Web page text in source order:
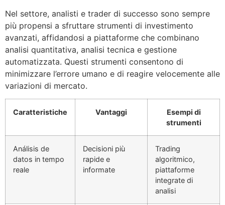
Nel settore, analisti e trader di successo sono sempre
più propensi a sfruttare strumenti di investimento
avanzati, affidandosi a piattaforme che combinano
analisi quantitativa, analisi tecnica e gestione
automatizzata. Questi strumenti consentono di
minimizzare l’errore umano e di reagire velocemente alle
variazioni di mercato.
Caratteristiche Vantaggi
Esempi di
strumenti
Análisis de
datos in tempo
reale
Decisioni più
rapide e
informate
Trading
algoritmico,
piattaforme
integrate di
analisi